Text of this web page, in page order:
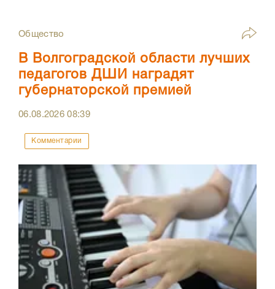
Общество
В Волгоградской области лучших
педагогов ДШИ наградят
губернаторской премией
06.08.202608:39
Комментарии